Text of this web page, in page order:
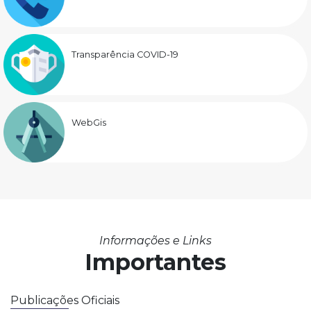
Transparência COVID-19
WebGis
Informações e Links
Importantes
Publicações Oficiais